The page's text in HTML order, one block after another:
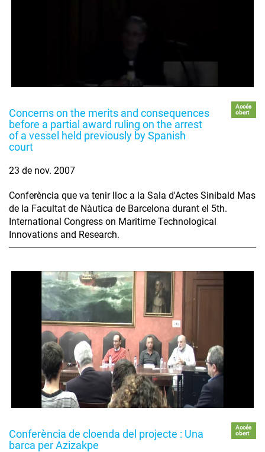
Concerns on the merits and consequences
before a partial award ruling on the arrest
of a vessel held previously by Spanish
court
Accés
obert
23 de nov. 2007
Conferència que va tenir lloc a la Sala d'Actes Sinibald Mas
de la Facultat de Nàutica de Barcelona durant el 5th.
International Congress on Maritime Technological
Innovations and Research.
Conferència de cloenda del projecte : Una
barca per Azizakpe
Accés
obert